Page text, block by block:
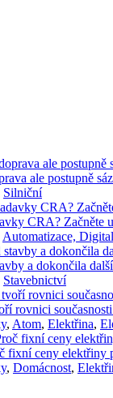
ale postupně
Silniční
CRA? Začněte
Automatizace,
a dokončila
Stavebnictví
rovnici
, Atom, Elektřina,
fixní ceny elektřiny
, Domácnost,